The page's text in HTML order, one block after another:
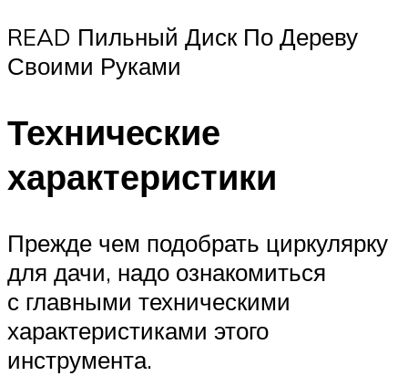
READ Пильный Диск По Дереву
Своими Руками
Технические
характеристики
Прежде чем подобрать циркулярку
для дачи, надо ознакомиться
с главными техническими
характеристиками этого
инструмента.